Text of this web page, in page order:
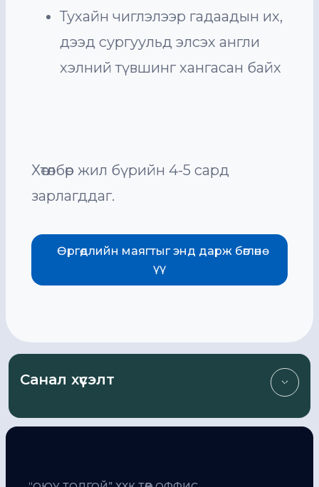
Тухайн чиглэлээр гадаадын их,
дээд сургуульд элсэх англи
хэлний түвшинг хангасан байх
Хөтөлбөр жил бүрийн 4-5 сард
зарлагддаг.
Өргөдлийн маягтыг энд дарж бөглөнө
үү
Санал хүсэлт